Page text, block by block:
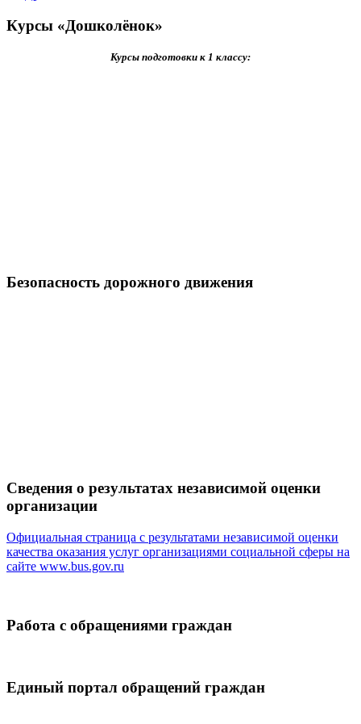
Курсы «Дошколёнок»
Курсы подготовки к 1 классу:
Безопасность дорожного движения
Сведения о результатах независимой оценки
организации
Официальная страница с результатами независимой оценки
качества оказания услуг организациями социальной сферы на
сайте www.bus.gov.ru
Работа с обращениями граждан
Единый портал обращений граждан